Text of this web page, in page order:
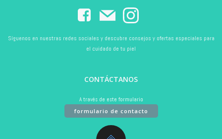
Síguenos en nuestras redes sociales y descubre consejos y ofertas especiales para
el cuidado de tu piel
CONTÁCTANOS
A través de este formulario
formulario de contacto